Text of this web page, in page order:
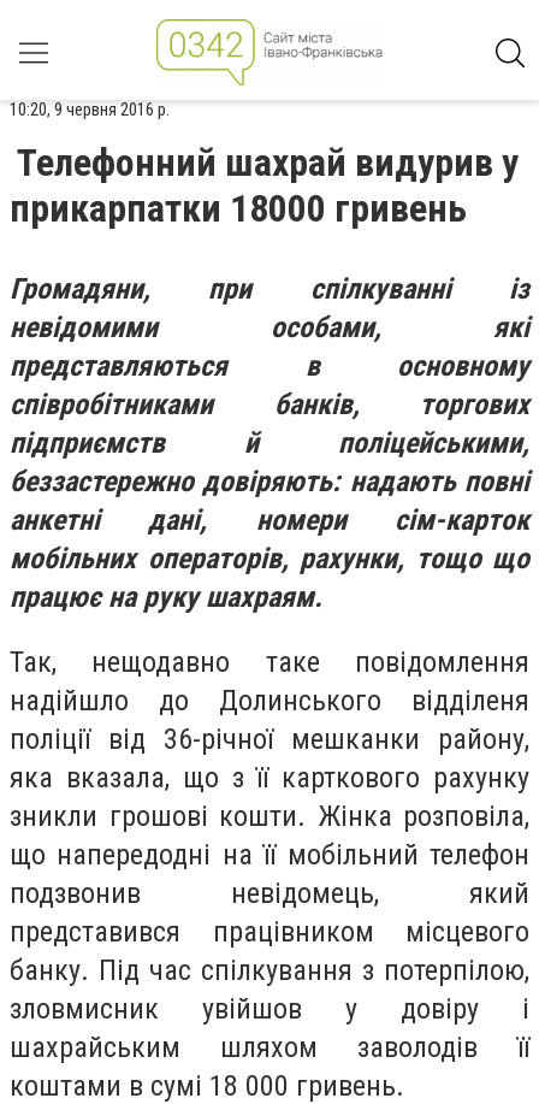
10:20, 9 червня 2016 р.
Телефонний шахрай видурив у
прикарпатки 18000 гривень
Громадяни, при спілкуванні із
невідомими особами, які
представляються в основному
співробітниками банків, торгових
підприємств й поліцейськими,
беззастережно довіряють: надають повні
анкетні дані, номери сім-карток
мобільних операторів, рахунки, тощо що
працює на руку шахраям.
Так, нещодавно таке повідомлення
надійшло до Долинського відділеня
поліції від 36-річної мешканки району,
яка вказала, що з її карткового рахунку
зникли грошові кошти. Жінка розповіла,
що напередодні на її мобільний телефон
подзвонив невідомець, який
представився працівником місцевого
банку. Під час спілкування з потерпілою,
зловмисник увійшов у довіру і
шахрайським шляхом заволодів її
коштами в сумі 18 000 гривень.